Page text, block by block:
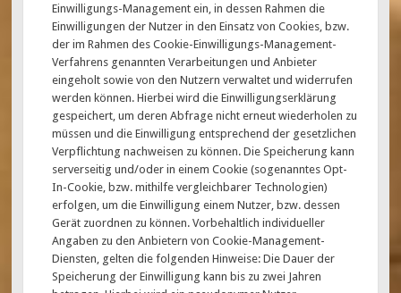
Einwilligungs-Management ein, in dessen Rahmen die
Einwilligungen der Nutzer in den Einsatz von Cookies, bzw.
der im Rahmen des Cookie-Einwilligungs-Management-
Verfahrens genannten Verarbeitungen und Anbieter
eingeholt sowie von den Nutzern verwaltet und widerrufen
werden können. Hierbei wird die Einwilligungserklärung
gespeichert, um deren Abfrage nicht erneut wiederholen zu
müssen und die Einwilligung entsprechend der gesetzlichen
Verpflichtung nachweisen zu können. Die Speicherung kann
serverseitig und/oder in einem Cookie (sogenanntes Opt-
In-Cookie, bzw. mithilfe vergleichbarer Technologien)
erfolgen, um die Einwilligung einem Nutzer, bzw. dessen
Gerät zuordnen zu können. Vorbehaltlich individueller
Angaben zu den Anbietern von Cookie-Management-
Diensten, gelten die folgenden Hinweise: Die Dauer der
Speicherung der Einwilligung kann bis zu zwei Jahren